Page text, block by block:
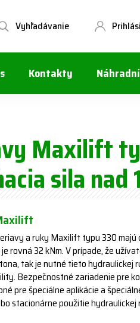
Vyhľadávanie
Kontakty
Maxilift
sila nad
a ruky Maxilift typu 330 majú
rovná 32 kNm. V prípade, že
tak je nutné tieto
Bezpečnostné zariadenie pre
pre špeciálne aplikácie a
stacionárne použitie hydraulickej